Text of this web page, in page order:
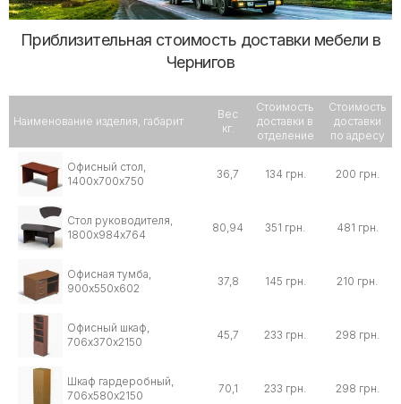
Приблизительная стоимость доставки мебели в
Чернигов
Наименование изделия, габарит
Вес
кг.
Стоимость
доставки в
отделение
Стоимость
доставки
по адресу
Офисный стол,
1400х700х750
36,7 134 грн. 200 грн.
Стол руководителя,
1800х984х764
80,94 351 грн. 481 грн.
Офисная тумба,
900х550х602
37,8 145 грн. 210 грн.
Офисный шкаф,
706х370х2150
45,7 233 грн. 298 грн.
Шкаф гардеробный,
706х580х2150
70,1 233 грн. 298 грн.